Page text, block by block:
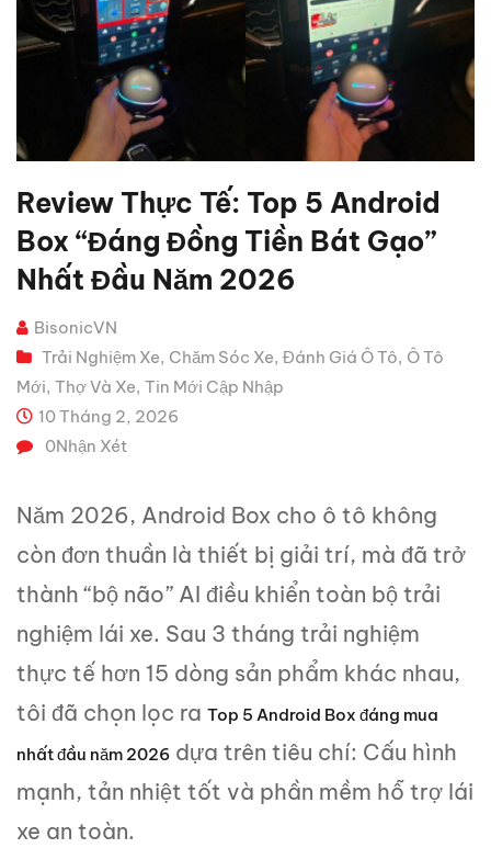
Review Thực Tế: Top 5 Android
Box “đáng Đồng Tiền Bát Gạo”
Nhất Đầu Năm 2026
BisonicVN
Trải Nghiệm Xe, Chăm Sóc Xe, Đánh Giá Ô Tô, Ô Tô
Mới, Thợ Và Xe, Tin Mới Cập Nhập
10 Tháng 2, 2026
0Nhận Xét
Năm 2026, Android Box cho ô tô không
còn đơn thuần là thiết bị giải trí, mà đã trở
thành “bộ não” AI điều khiển toàn bộ trải
nghiệm lái xe. Sau 3 tháng trải nghiệm
thực tế hơn 15 dòng sản phẩm khác nhau,
tôi đã chọn lọc ra Top 5 Android Box đáng mua
nhất đầu năm 2026 dựa trên tiêu chí: Cấu hình
mạnh, tản nhiệt tốt và phần mềm hỗ trợ lái
xe an toàn.